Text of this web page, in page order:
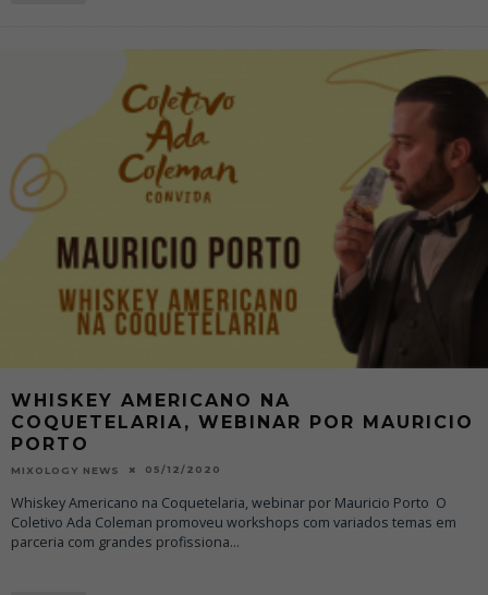
WHISKEY AMERICANO NA
COQUETELARIA, WEBINAR POR MAURICIO
PORTO
MIXOLOGY NEWS 05/12/2020
Whiskey Americano na Coquetelaria, webinar por Mauricio Porto O
Coletivo Ada Coleman promoveu workshops com variados temas em
parceria com grandes profissiona...